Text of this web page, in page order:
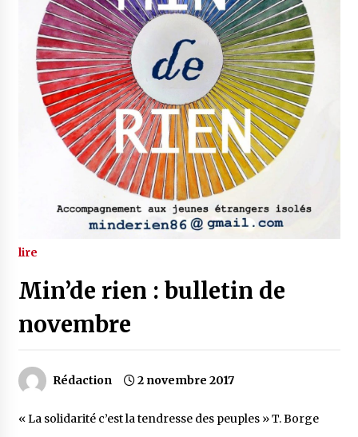
lire
Min’de rien : bulletin de
novembre
Rédaction 2 novembre 2017
« La solidarité c’est la tendresse des peuples » T. Borge